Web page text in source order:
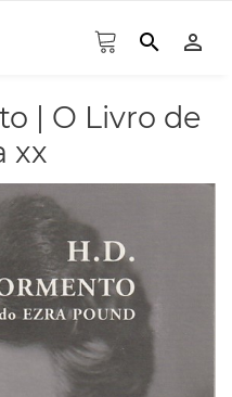
search person_outline
| O Livro de
xx